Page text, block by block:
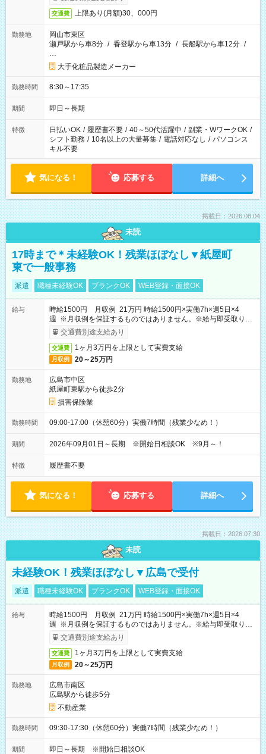
交通費 上限あり(月額)30、000円
勤務地
岡山市東区
瀬戸駅から車8分 / 香登駅から車13分 / 長船駅から車12分 /
…
大手化粧品製造メーカー
勤務時間 8:30～17:35
期間 即日～長期
特徴 日払いOK / 履歴書不要 / 40～50代活躍中 / 副業・WワークOK /
シフト勤務 / 10名以上の大量募集 / 電話対応なし / パソコンス
キル不要
気になる！ 応募する 詳細へ
掲載日：2026.08.04
未読
17時まで＊未経験OK！残業ほぼなし▼紙屋町
東で一般事務
派遣 職種未経験OK ブランクOK WEB登録・面接OK
給与
時給1500円 月収例 21万円 時給1500円×実働7h×週5日×4
週 ※月収例を保証するものではありません。※給与即受取りサ
ービス利用可（利用条件有）
交通費別途支給あり
交通費 1ヶ月3万円を上限として実費支給
月収例 20～25万円
勤務地
広島市中区
紙屋町東駅から徒歩2分
損害保険業
勤務時間 09:00-17:00（休憩60分）実働7時間（残業少なめ！）
期間 2026年09月01日～長期 ※開始日相談OK ※9月～！
特徴 履歴書不要
気になる！ 応募する 詳細へ
掲載日：2026.07.30
未読
未経験OK！残業ほぼなし▼広島で受付
派遣 職種未経験OK ブランクOK WEB登録・面接OK
給与
時給1500円 月収例 21万円 時給1500円×実働7h×週5日×4
週 ※月収例を保証するものではありません。※給与即受取りサ
ービス利用可（利用条件有）
交通費別途支給あり
交通費 1ヶ月3万円を上限として実費支給
月収例 20～25万円
勤務地
広島市南区
広島駅から徒歩5分
不動産業
勤務時間 09:30-17:30（休憩60分）実働7時間（残業少なめ！）
期間 即日～長期 ※開始日相談OK